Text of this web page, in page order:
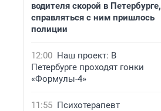
водителя скорой в Петербурге,
справляться с ним пришлось
полиции
12:00 Наш проект: В
Петербурге проходят гонки
«Формулы-4»
11:55 Психотерапевт